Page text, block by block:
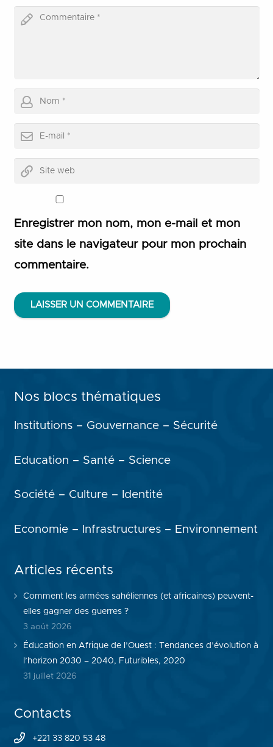
Enregistrer mon nom, mon e-mail et mon
site dans le navigateur pour mon prochain
commentaire.
LAISSER UN COMMENTAIRE
Nos blocs thématiques
Institutions – Gouvernance – Sécurité
Education – Santé – Science
Société – Culture – Identité
Economie – Infrastructures – Environnement
Articles récents
Comment les armées sahéliennes (et africaines) peuvent-
elles gagner des guerres ?
3 août 2026
Éducation en Afrique de l’Ouest : Tendances d’évolution à
l’horizon 2030 – 2040, Futuribles, 2020
31 juillet 2026
Contacts
+221 33 820 53 48